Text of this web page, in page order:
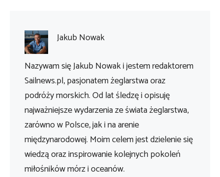
Jakub Nowak
Nazywam się Jakub Nowak i jestem redaktorem
Sailnews.pl, pasjonatem żeglarstwa oraz
podróży morskich. Od lat śledzę i opisuję
najważniejsze wydarzenia ze świata żeglarstwa,
zarówno w Polsce, jak i na arenie
międzynarodowej. Moim celem jest dzielenie się
wiedzą oraz inspirowanie kolejnych pokoleń
miłośników mórz i oceanów.